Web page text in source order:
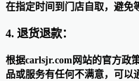
在指定时间到门店自取，避免
4. 退货退款：
根据carlsjr.com网站的官方政
品或服务有任何不满意，可以